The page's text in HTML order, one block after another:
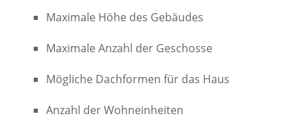
Maximale Höhe des Gebäudes
Maximale Anzahl der Geschosse
Mögliche Dachformen für das Haus
Anzahl der Wohneinheiten